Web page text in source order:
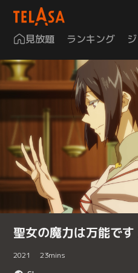
見放題 ランキング
聖女の魔力は万能で
2021 23mins